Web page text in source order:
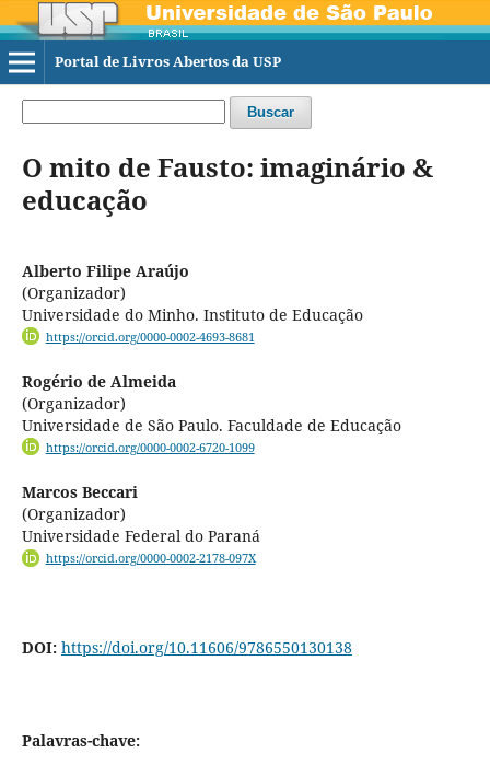
Portal de Livros Abertos da USP
Buscar
O mito de Fausto: imaginário &
educação
Alberto Filipe Araújo
(Organizador)
Universidade do Minho. Instituto de Educação
https://orcid.org/0000-0002-4693-8681
Rogério de Almeida
(Organizador)
Universidade de São Paulo. Faculdade de Educação
https://orcid.org/0000-0002-6720-1099
Marcos Beccari
(Organizador)
Universidade Federal do Paraná
https://orcid.org/0000-0002-2178-097X
DOI: https://doi.org/10.11606/9786550130138
Palavras-chave: